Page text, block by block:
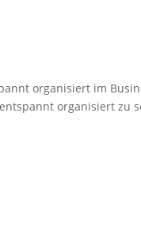
organisiert im
organisiert zu